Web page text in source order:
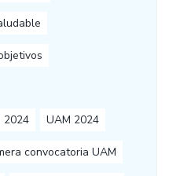
2024 UAM 2024
convocatoria UAM